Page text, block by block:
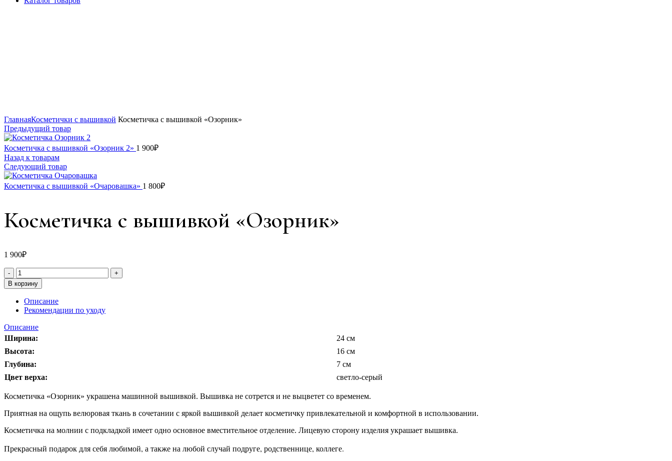
ГлавнаяКосметички с вышивкой Косметичка с вышивкой «Озорник»
Предыдущий товар
Косметичка с вышивкой «Озорник 2» 1 900₽
Назад к товарам
Следующий товар
Косметичка с вышивкой «Очаровашка» 1 800₽
Косметичка с вышивкой «Озорник»
1 900₽
В корзину
Описание
Рекомендации по уходу
Описание
Ширина:
24 см
Высота:
16 см
Глубина:
7 см
Цвет верха:
светло-серый
Косметичка «Озорник» украшена машинной вышивкой. Вышивка не сотрется и не выцветет со временем.
Приятная на ощупь велюровая ткань в сочетании с яркой вышивкой делает косметичку привлекательной и комфортной в использовании.
Косметичка на молнии с подкладкой имеет одно основное вместительное отделение. Лицевую сторону изделия украшает вышивка.
Прекрасный подарок для себя любимой, а также на любой случай подруге, родственнице, коллеге.